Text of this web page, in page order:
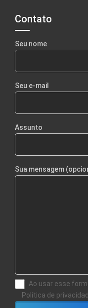
Contato
Seu nome
Seu e-mail
Assunto
Sua mensagem
Ao usar esse
Política de